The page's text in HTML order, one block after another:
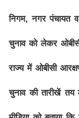
निगम, नगर पंचायत
चुनाव को लेकर
राज्य में ओबीसी
चुनाव की तारीखें तय